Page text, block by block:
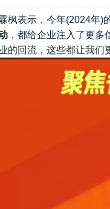
枫表示，今年(2024年)
，都给企业注入了更
的回流，这些都让我们